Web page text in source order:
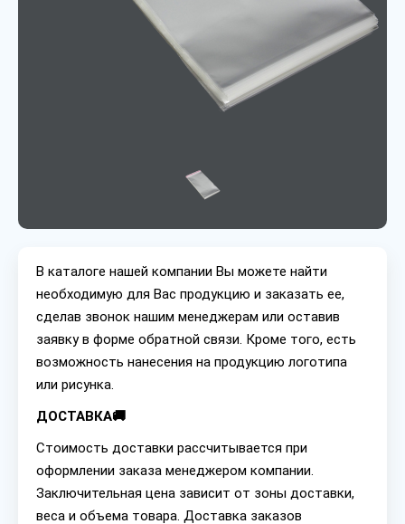
В каталоге нашей компании Вы можете найти
необходимую для Вас продукцию и заказать ее,
сделав звонок нашим менеджерам или оставив
заявку в форме обратной связи. Кроме того, есть
возможность нанесения на продукцию логотипа
или рисунка.
ДОСТАВКА🚚
Стоимость доставки рассчитывается при
оформлении заказа менеджером компании.
Заключительная цена зависит от зоны доставки,
веса и объема товара. Доставка заказов